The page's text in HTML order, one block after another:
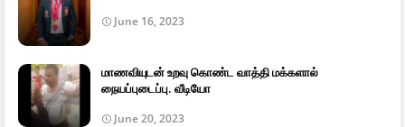
June 16, 2023
மாணவியுடன் உறவு கொண்ட வாத்தி மக்களால்
நையப்புடைப்பு. வீடியோ
June 20, 2023